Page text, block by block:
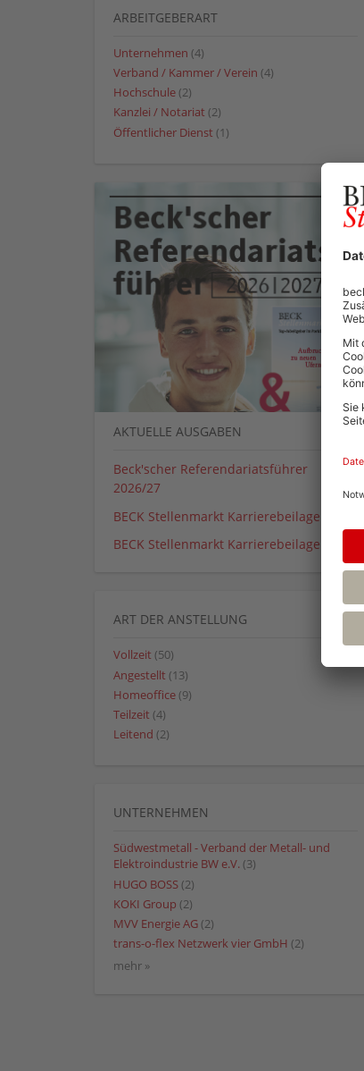
ARBEITGEBERART
Unternehmen (4)
Verband / Kammer / Verein (4)
Hochschule (2)
Kanzlei / Notariat (2)
Öffentlicher Dienst (1)
AKTUELLE AUSGABEN
Beck'scher Referendariatsführer
2026/27
BECK Stellenmarkt Karrierebeilage 01_26
BECK Stellenmarkt Karrierebeilage 02_26
ART DER ANSTELLUNG
Vollzeit (50)
Angestellt (13)
Homeoffice (9)
Teilzeit (4)
Leitend (2)
UNTERNEHMEN
Südwestmetall - Verband der Metall- und
Elektroindustrie BW e.V. (3)
HUGO BOSS (2)
KOKI Group (2)
MVV Energie AG (2)
trans-o-flex Netzwerk vier GmbH (2)
mehr »